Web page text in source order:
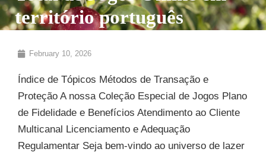
território português
February 10, 2026
Índice de Tópicos Métodos de Transação e
Proteção A nossa Coleção Especial de Jogos Plano
de Fidelidade e Benefícios Atendimento ao Cliente
Multicanal Licenciamento e Adequação
Regulamentar Seja bem-vindo ao universo de lazer